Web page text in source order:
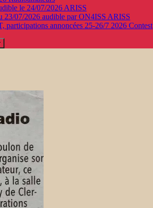
le 24/07/2026 ARISS
23/07/2026 audible par ON4ISS ARISS
participations annoncées 25-26/7 2026 Contest